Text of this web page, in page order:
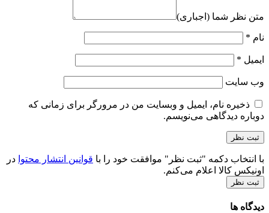
متن نظر شما (اجباری)
نام *
ایمیل *
وب‌ سایت
ذخیره نام، ایمیل و وبسایت من در مرورگر برای زمانی که
دوباره دیدگاهی می‌نویسم.
با انتخاب دکمه "ثبت نظر" موافقت خود را با قوانین انتشار محتوا در
اونیکس کالا اعلام می‌کنم.
ثبت نظر
دیدگاه ها